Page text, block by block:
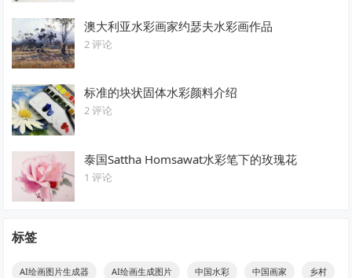
澳大利亚水彩画家约瑟夫水彩画作品
2 评论
标准的块状固体水彩颜料介绍
2 评论
泰国Sattha Homsawat水彩笔下的玫瑰花
1 评论
标签
AI绘画图片生成器 AI绘画生成图片 中国水彩 中国画家 乡村